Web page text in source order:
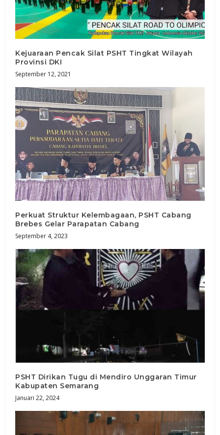
Kejuaraan Pencak Silat PSHT Tingkat Wilayah
Provinsi DKI
September 12, 2021
Perkuat Struktur Kelembagaan, PSHT Cabang
Brebes Gelar Parapatan Cabang
September 4, 2023
PSHT Dirikan Tugu di Mendiro Unggaran Timur
Kabupaten Semarang
Januari 22, 2024